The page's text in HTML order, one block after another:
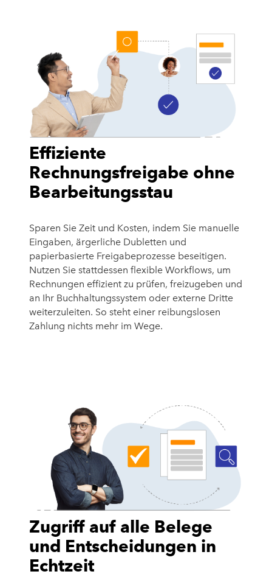
Effiziente
Rechnungsfreigabe ohne
Bearbeitungsstau
Sparen Sie Zeit und Kosten, indem Sie manuelle
Eingaben, ärgerliche Dubletten und
papierbasierte Freigabeprozesse beseitigen.
Nutzen Sie stattdessen flexible Workflows, um
Rechnungen effizient zu prüfen, freizugeben und
an Ihr Buchhaltungssystem oder externe Dritte
weiterzuleiten. So steht einer reibungslosen
Zahlung nichts mehr im Wege.
Zugriff auf alle Belege
und Entscheidungen in
Echtzeit